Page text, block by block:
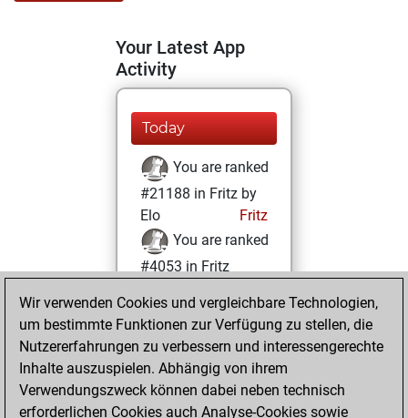
Your Latest App
Activity
Today
You are ranked
#21188 in Fritz by
Elo
Fritz
You are ranked
#4053 in Fritz
Donnerstag,
Dezember 3, 2020
You achieved a
BeautyScore of 83
Wir verwenden Cookies und vergleichbare Technologien,
um bestimmte Funktionen zur Verfügung zu stellen, die
Nutzererfahrungen zu verbessern und interessengerechte
Inhalte auszuspielen. Abhängig von ihrem
Verwendungszweck können dabei neben technisch
erforderlichen Cookies auch Analyse-Cookies sowie